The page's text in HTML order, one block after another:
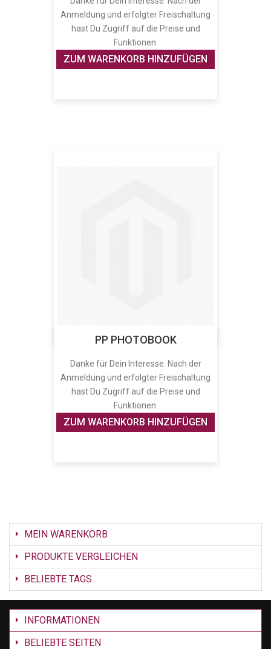
Anmeldung und erfolgter Freischaltung
hast Du Zugriff auf die Preise und
Funktionen.
ZUM WARENKORB HINZUFÜGEN
PP PHOTOBOOK
Danke für Dein Interesse. Nach der
Anmeldung und erfolgter Freischaltung
hast Du Zugriff auf die Preise und
Funktionen.
ZUM WARENKORB HINZUFÜGEN
MEIN WARENKORB
PRODUKTE VERGLEICHEN
BELIEBTE TAGS
INFORMATIONEN
BELIEBTE SEITEN